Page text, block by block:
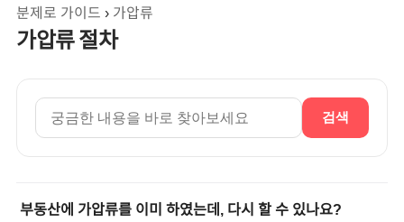
분제로 가이드 › 가압류
가압류 절차
검색
부동산에 가압류를 이미 하였는데, 다시 할 수 있나요?